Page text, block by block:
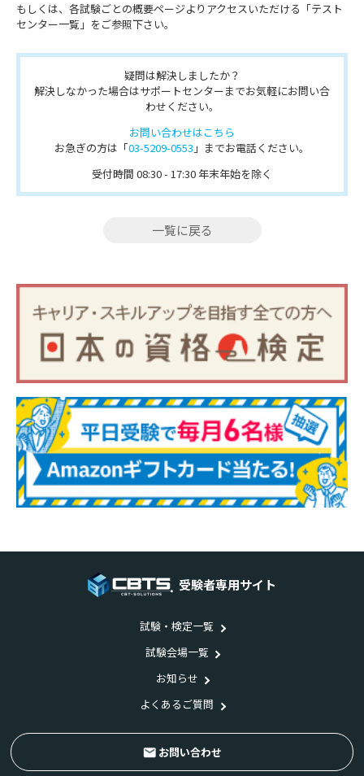
もしくは、各試験ごとの概要ページよりアクセスいただける「テスト
センター一覧」をご参照下さい。
疑問は解決しましたか？
解決しなかった場合はサポートセンターまでお気軽にお問い合
わせください。
お問い合わせはこちら
お急ぎの方は「03-5209-0553 」までお電話ください。
受付時間 08:30 - 17:30 年末年始を除く
一覧に戻る
受験者専用サイト
試験・検定一覧
試験会場一覧
お知らせ
よくあるご質問
お問い合わせ